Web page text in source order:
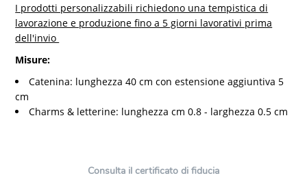
I prodotti personalizzabili richiedono una tempistica di
lavorazione e produzione fino a 5 giorni lavorativi prima
dell'invio
Misure:
Catenina: lunghezza 40 cm con estensione aggiuntiva 5
cm
Charms & letterine: lunghezza cm 0.8 - larghezza 0.5 cm
Consulta il certificato di fiducia